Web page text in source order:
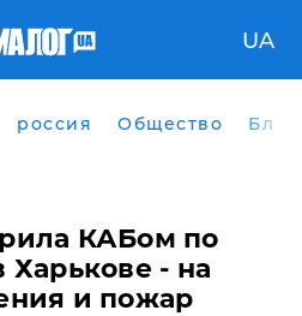
UA
россия Общество
КАБом по
Харькове - на
и пожар